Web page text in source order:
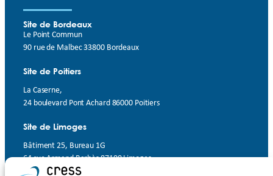
Site de Bordeaux
Le Point Commun
90 rue de Malbec 33800 Bordeaux
Site de Poitiers
La Caserne,
24 boulevard Pont Achard 86000 Poitiers
Site de Limoges
Bâtiment 25, Bureau 1G
64 rue Armand Barbès 87100 Limoges